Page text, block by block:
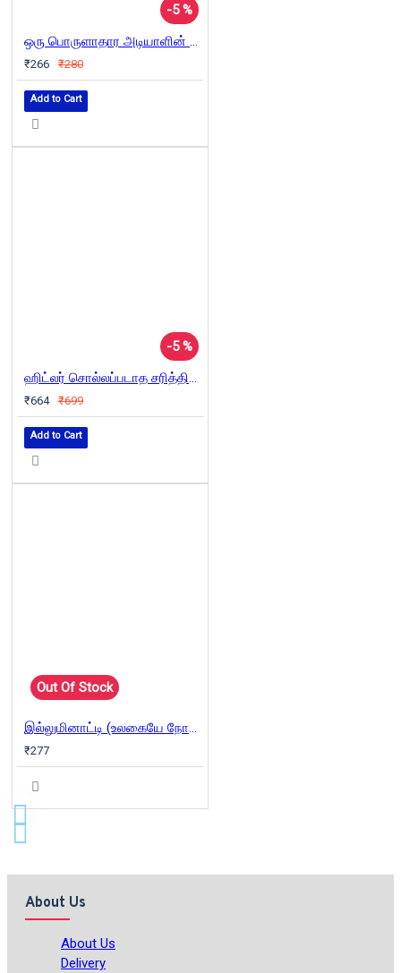
-5 %
ஒரு பொருளாதார அடியாளின் ஒப்புதல் வாக்குமூலம்
₹266 ₹280
Add to Cart
-5 %
ஹிட்லர் சொல்லப்படாத சரித்திரம்
₹664 ₹699
Add to Cart
Out Of Stock
இல்லுமினாட்டி (உலகையே நோட்டமிடும் கண்கள்)
₹277
About Us
About Us
Delivery